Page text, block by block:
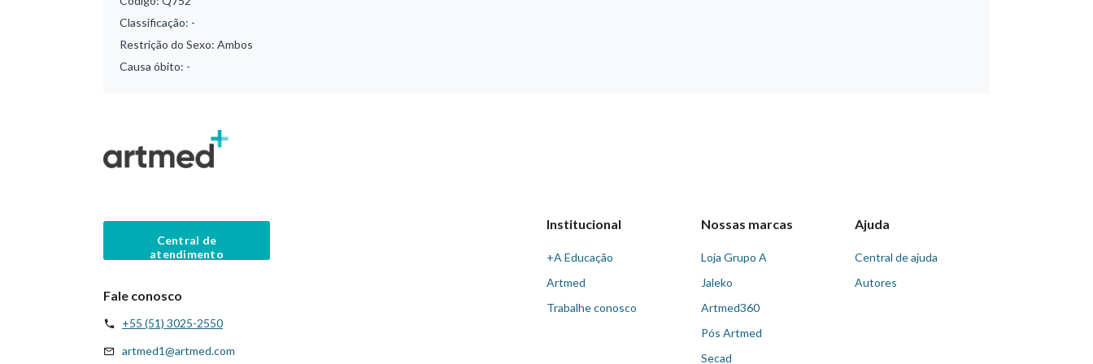
Classificação: -
Restrição do Sexo: Ambos
Causa óbito: -
Central de
atendimento
Fale conosco
+55 (51) 3025-2550
artmed1@artmed.com
Institucional
+A Educação
Artmed
Trabalhe conosco
Nossas marcas
Loja Grupo A
Jaleko
Artmed360
Pós Artmed
Secad
Ajuda
Central de ajuda
Autores